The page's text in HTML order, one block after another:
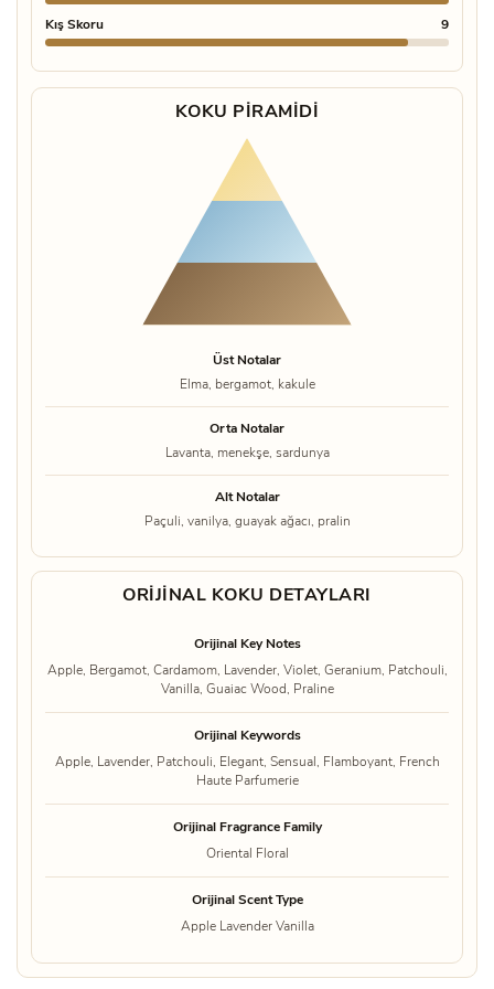
Kış Skoru 9
KOKU PIRAMIDI
Üst Notalar
Elma, bergamot, kakule
Orta Notalar
Lavanta, menekşe, sardunya
Alt Notalar
Paçuli, vanilya, guayak ağacı, pralin
ORIJINAL KOKU DETAYLARI
Orijinal Key Notes
Apple, Bergamot, Cardamom, Lavender, Violet, Geranium, Patchouli,
Vanilla, Guaiac Wood, Praline
Orijinal Keywords
Apple, Lavender, Patchouli, Elegant, Sensual, Flamboyant, French
Haute Parfumerie
Orijinal Fragrance Family
Oriental Floral
Orijinal Scent Type
Apple Lavender Vanilla